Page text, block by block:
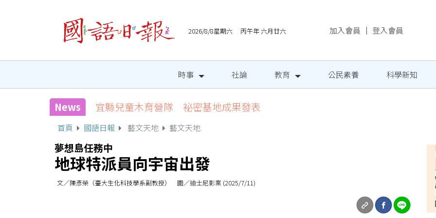
2026/8/8星期六 丙午年 六月廿六 加入會員 ｜ 登入會員
時事 社論 教育 公民素養 科學新知
News 宜縣兒童木育營隊 祕密基地成果發表
首頁 國語日報 藝文天地 藝文天地
夢想島任務中
地球特派員向宇宙出發
文／陳彥榮（臺大生化科技學系副教授） 圖／迪士尼影業 (2025/7/11)